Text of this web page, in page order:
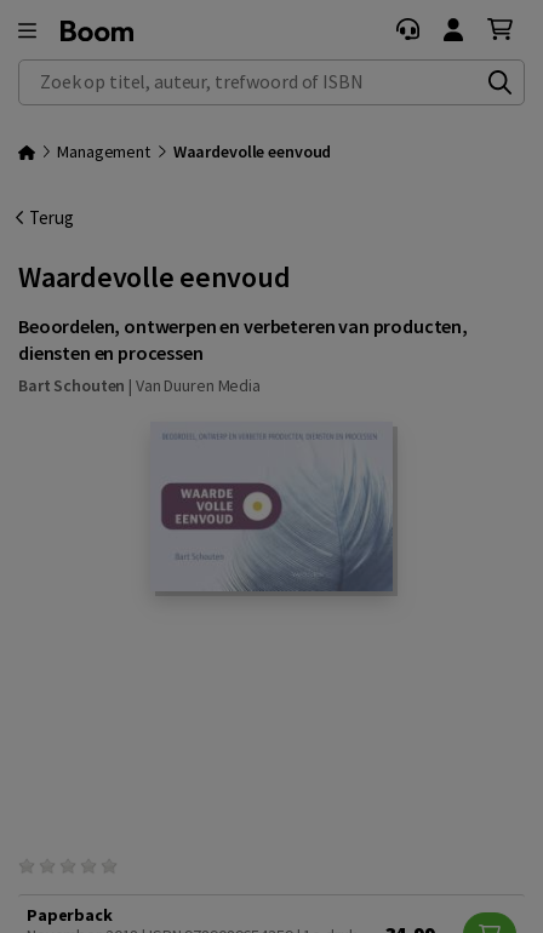
Zoek op titel, auteur, trefwoord of ISBN
Management Waardevolle eenvoud
Terug
Waardevolle eenvoud
Beoordelen, ontwerpen en verbeteren van producten,
diensten en processen
Bart Schouten | Van Duuren Media
Paperback